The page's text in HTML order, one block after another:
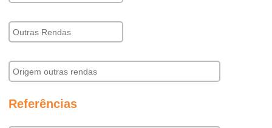
Referências